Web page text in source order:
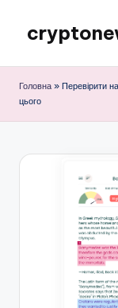
Перейти
вмісту
криптовалют,
Головна » Перевірити
цього